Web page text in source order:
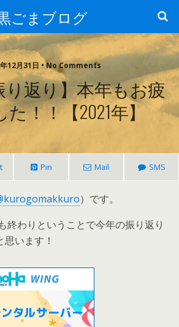
ごまブログ
12月31日 • No Comments
り返り】本年もお疲
！！【2021年】
Pin Mail SMS
）です。
終わりということで今年の振り返り
います！